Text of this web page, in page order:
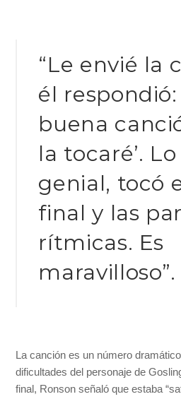
“Le envié la
él respondió:
buena
la tocaré’.
genial, tocó
final y las
rítmicas. Es
maravilloso”.
La canción es un número
dificultades del personaje de
final, Ronson señaló que estaba